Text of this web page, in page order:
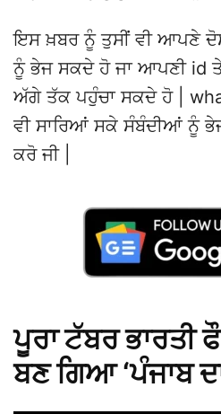
ਇਸ ਖ਼ਬਰ ਨੂੰ ਤੁਸੀਂ ਵੀ ਆਪਣੇ
ਨੂੰ ਭੇਜ ਸਕਦੇ ਹੋ ਜਾ ਆਪਣੀ id
ਅੱਗੇ ਤੱਕ ਪਹੁੰਚਾ ਸਕਦੇ ਹੋ |
ਵੀ ਸਾਰਿਆਂ ਸਕੇ ਸੰਬੰਦੀਆਂ ਨੂੰ
ਕਰੋ ਜੀ |
ਪੂਰਾ ਟੱਬਰ ਭਾਰਤੀ
ਬਣ ਗਿਆ ‘ਪੰਜਾਬ